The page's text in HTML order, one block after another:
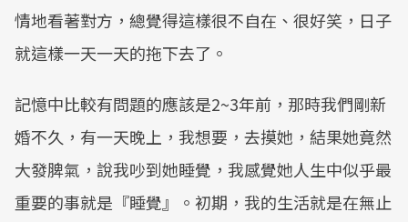
情地看著對方，總覺得這樣很不自在、很好笑，日子
就這樣一天一天的拖下去了。
記憶中比較有問題的應該是2~3年前，那時我們剛新
婚不久，有一天晚上，我想要，去摸她，結果她竟然
大發脾氣，說我吵到她睡覺，我感覺她人生中似乎最
重要的事就是『睡覺』。初期，我的生活就是在無止